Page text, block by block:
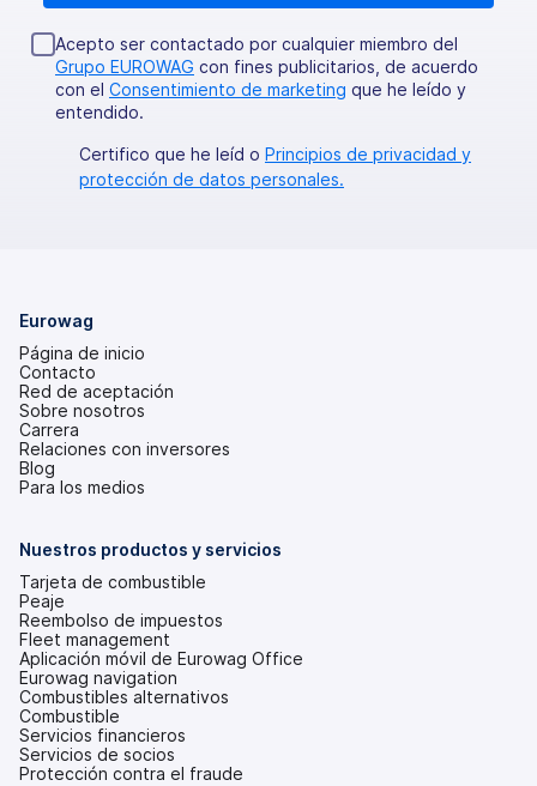
Acepto ser contactado por cualquier miembro del
Grupo EUROWAG con fines publicitarios, de acuerdo
con el Consentimiento de marketing que he leído y
entendido.
Certifico que he leíd o Principios de privacidad y
protección de datos personales.
Eurowag
Página de inicio
Contacto
Red de aceptación
Sobre nosotros
Carrera
Relaciones con inversores
(se
abre
pestaña
Blog
Para los medios
Nuestros productos y servicios
Tarjeta de combustible
Peaje
Reembolso de impuestos
Fleet management
Aplicación móvil de Eurowag Office
Eurowag navigation
Combustibles alternativos
Combustible
Servicios financieros
Servicios de socios
Protección contra el fraude